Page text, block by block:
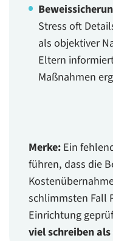
Stress oft
als objektiver
Eltern
Maßnahmen
Merke:Ein
führen, dass die
schlimmsten Fall
Einrichtung
viel schreiben